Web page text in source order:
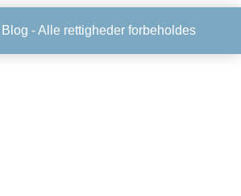
Blog - Alle rettigheder forbeholdes